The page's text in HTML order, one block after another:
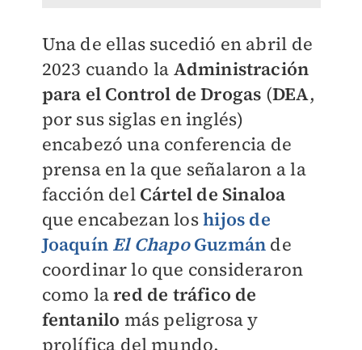
Una de ellas sucedió en abril de
2023 cuando la Administración
para el Control de Drogas (DEA,
por sus siglas en inglés)
encabezó una conferencia de
prensa en la que señalaron a la
facción del Cártel de Sinaloa
que encabezan loshijos de
Joaquín El ChapoGuzmán de
coordinar lo que consideraron
como lared de tráfico de
fentanilo más peligrosa y
prolífica del mundo.